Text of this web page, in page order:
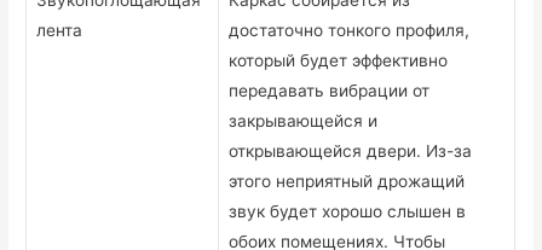
лента
достаточно тонкого профиля,
который будет эффективно
передавать вибрации от
закрывающейся и
открывающейся двери. Из-за
этого неприятный дрожащий
звук будет хорошо слышен в
обоих помещениях. Чтобы